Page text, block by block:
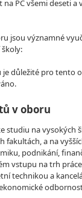
PC všemi deseti
jsou významné
důležité pro tento
v oboru
studiu na vysokých
fakultách, a na
podnikání,
vstupu na trh
technikou a